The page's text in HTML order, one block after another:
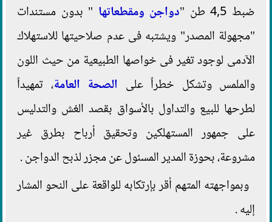
ضبط 4,5 طن "
دواجن ومقطعاتها " بدون مستندات
"مجهولة المصدر" ويشتبه فى عدم صلاحيتها للاستهلاك
الآدمى لوجود تغير فى خواصها الطبيعية من حيث اللون
والملمس وتشكل خطراً على الصحة العامة، تمهيداً
لطرحها للبيع والتداول بالأسواق بقصد الغش والتدليس
على جمهور المستهلكين وتحقيق أرباح بطرق غير
مشروعة، بحوزة المدير المسئول عن مجزر لذبح الدواجن .
وبمواجهته المتهم أقر بإرتكابه للواقعة على النحو المشار
إليه .